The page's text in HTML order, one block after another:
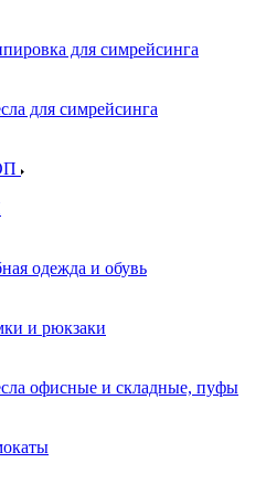
для симрейсинга
для симрейсинга
одежда и обувь
и рюкзаки
офисные и складные, пуфы